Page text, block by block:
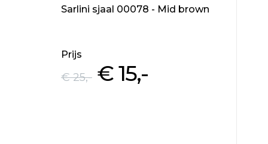
Sarlini sjaal 00078 - Mid brown
Prijs
€ 25,- € 15,-